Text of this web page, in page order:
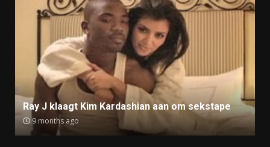
Ray J klaagt Kim Kardashian aan om sekstape
9 months ago